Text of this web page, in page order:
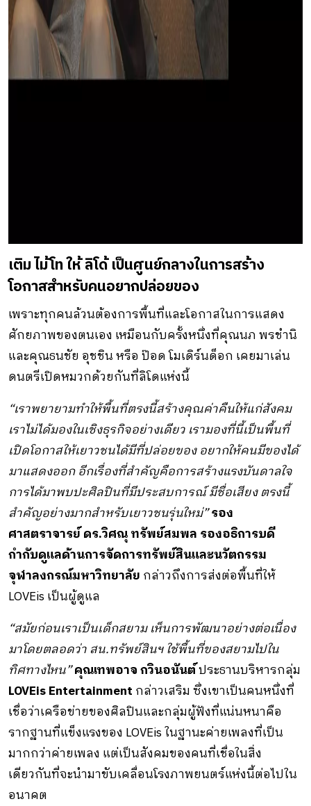
เติม ไม้โท ให้ ลิโด้ เป็นศูนย์กลางในการสร้าง
โอกาสสำหรับคนอยากปล่อยของ
เพราะทุกคนล้วนต้องการพื้นที่และโอกาสในการแสดง
ศักยภาพของตนเอง เหมือนกับครั้งหนึ่งที่คุณนภ พรชำนิ
และคุณธนชัย อุชชิน หรือ ป๊อด โมเดิร์นด็อก เคยมาเล่น
ดนตรีเปิดหมวกด้วยกันที่ลิโดแห่งนี้
“เราพยายามทำให้พื้นที่ตรงนี้สร้างคุณค่าคืนให้แก่สังคม
เราไม่ได้มองในเชิงธุรกิจอย่างเดียว เรามองที่นี้เป็นพื้นที่
เปิดโอกาสให้เยาวชนได้มีที่ปล่อยของ อยากให้คนมีของได้
มาแสดงออก อีกเรื่องที่สำคัญคือการสร้างแรงบันดาลใจ
การได้มาพบปะศิลปินที่มีประสบการณ์ มีชื่อเสียง ตรงนี้
สำคัญอย่างมากสำหรับเยาวชนรุ่นใหม่”รอง
ศาสตราจารย์ ดร.วิศณุ ทรัพย์สมพล รองอธิการบดี
กำกับดูแลด้านการจัดการทรัพย์สินและนวัตกรรม
จุฬาลงกรณ์มหาวิทยาลัย กล่าวถึงการส่งต่อพื้นที่ให้
LOVEis เป็นผู้ดูแล
“สมัยก่อนเราเป็นเด็กสยาม เห็นการพัฒนาอย่างต่อเนื่อง
มาโดยตลอดว่า สน.ทรัพย์สินฯ ใช้พื้นที่ของสยามไปใน
ทิศทางไหน”คุณเทพอาจ กวินอนันต์ประธานบริหารกลุ่ม
LOVEis Entertainment กล่าวเสริม ซึ่งเขาเป็นคนหนึ่งที่
เชื่อว่าเครือข่ายของศิลปินและกลุ่มผู้ฟังที่แน่นหนาคือ
รากฐานที่แข็งแรงของ LOVEis ในฐานะค่ายเพลงที่เป็น
มากกว่าค่ายเพลง แต่เป็นสังคมของคนที่เชื่อในสิ่ง
เดียวกันที่จะนำมาขับเคลื่อนโรงภาพยนตร์แห่งนี้ต่อไปใน
อนาคต